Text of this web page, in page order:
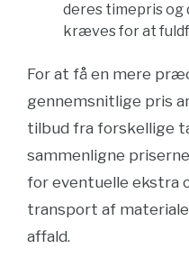
deres timepris og
kræves for at
For at få en mere
gennemsnitlige pris
tilbud fra forskellige
sammenligne
for eventuelle ekstra
transport af
affald.